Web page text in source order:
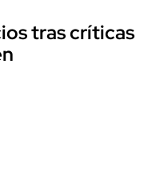
tras críticas